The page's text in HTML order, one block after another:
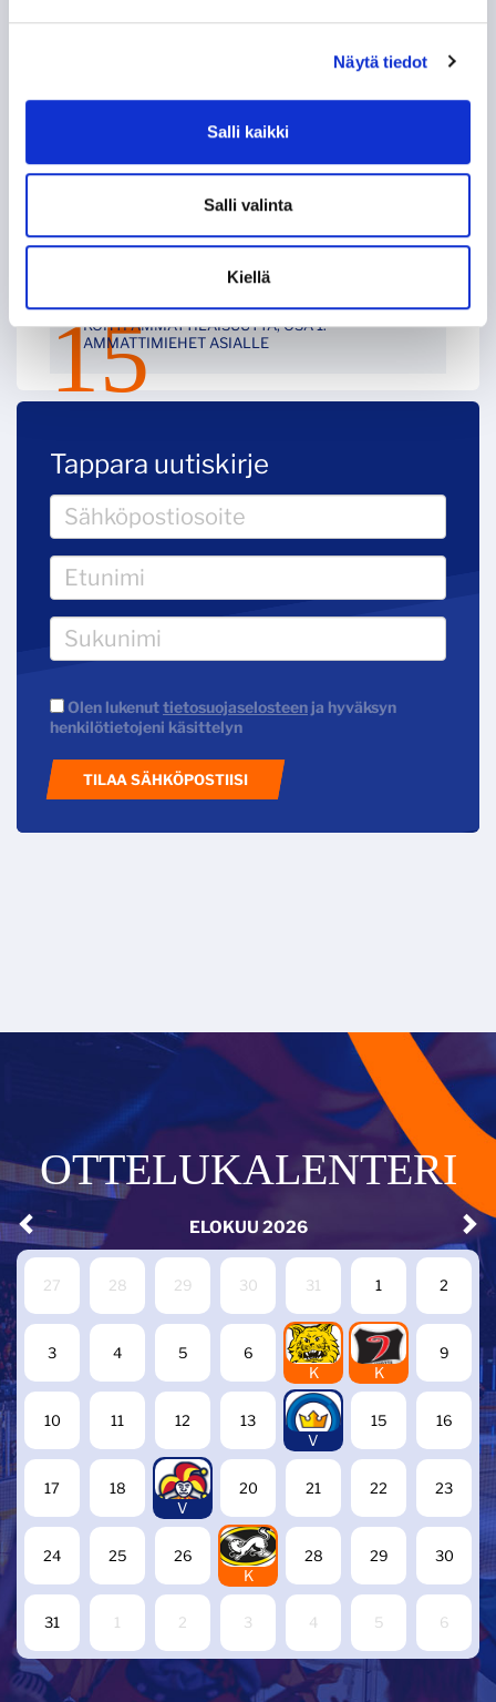
Näytä tiedot
Salli kaikki
Salli valinta
Kiellä
60-VUOTISJUHLAKIRJAN KYNNYKSELLÄ VANHA
KAMPPAILU TAMPEREEN HERRUUDESTA 50
KOHTI AMMATTILAISUUTTA, OSA 2: EUROOPAN
KOHTI AMMATTILAISUUTTA, OSA 1:
AMMATTIMIEHET ASIALLE
Tappara uutiskirje
Olen lukenuttietosuojaselosteen ja hyväksyn
henkilötietojeni käsittelyn
TILAA SÄHKÖPOSTIISI
OTTELUKALENTERI
ELOKUU 2026
27 28 29 30 31 1 2
3 4 5 6
7
K
8
K
9
10 11 12 13
14
V
15 16
17 18
19
V
20 21 22 23
24 25 26
27
K
28 29 30
31 1 2 3 4 5 6